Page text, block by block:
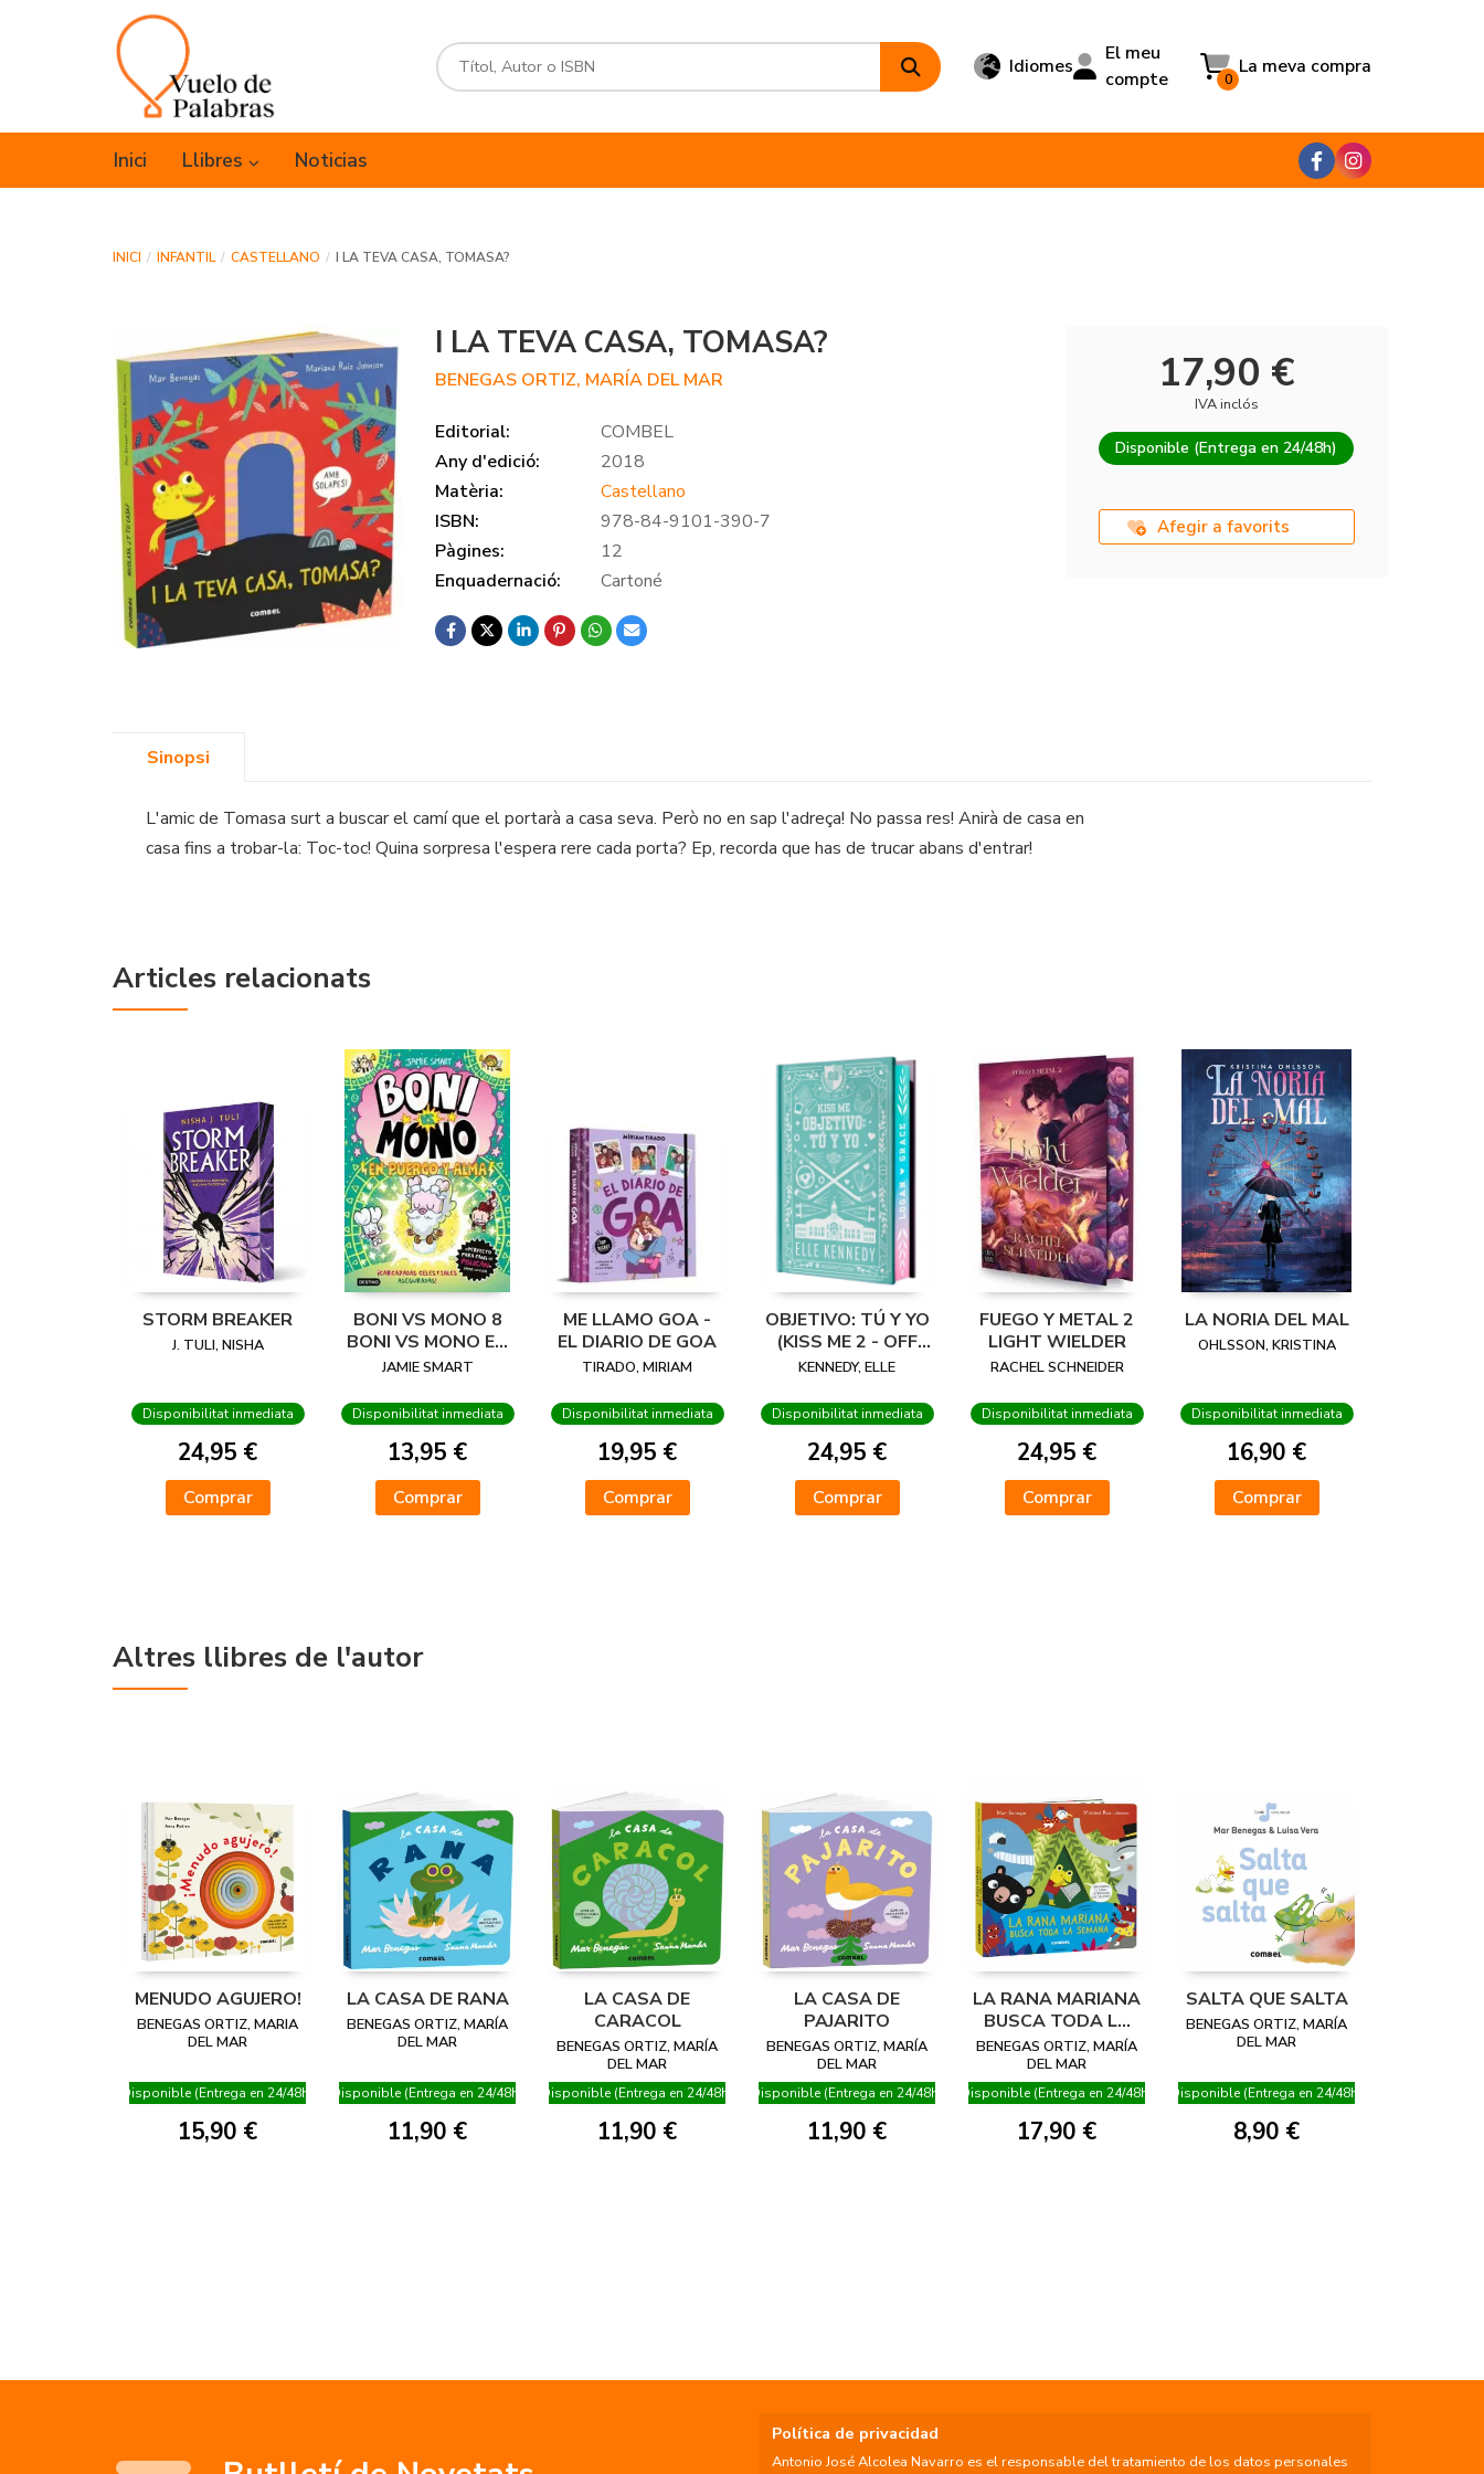
Idiomes
El meu
compte
La meva compra
0
Inici Llibres Noticias
INICI INFANTIL CASTELLANO I LA TEVA CASA, TOMASA?
I LA TEVA CASA, TOMASA?
BENEGAS ORTIZ, MARÍA DEL MAR
Editorial:
COMBEL
Any d'edició:
2018
Matèria:
Castellano
ISBN:
978-84-9101-390-7
Pàgines:
12
Enquadernació:
Cartoné
17,90 €
IVA inclós
Disponible (Entrega en 24/48h)
Afegir a favorits
Sinopsi
L'amic de Tomasa surt a buscar el camí que el portarà a casa seva. Però no en sap l'adreça! No passa res! Anirà de casa en
casa fins a trobar-la: Toc-toc! Quina sorpresa l'espera rere cada porta? Ep, recorda que has de trucar abans d'entrar!
Articles relacionats
STORM BREAKER
J. TULI, NISHA
Disponibilitat inmediata
24,95 €
Comprar
BONI VS MONO 8
BONI VS MONO EN
PUERCO Y ALMA
JAMIE SMART
Disponibilitat inmediata
13,95 €
Comprar
ME LLAMO GOA -
EL DIARIO DE GOA
TIRADO, MIRIAM
Disponibilitat inmediata
19,95 €
Comprar
OBJETIVO: TÚ Y YO
(KISS ME 2 - OFF
CAMPUS 2) -
EN TAPA DURA
CON
KENNEDY, ELLE
Disponibilitat inmediata
24,95 €
Comprar
FUEGO Y METAL 2
LIGHT WIELDER
RACHEL SCHNEIDER
Disponibilitat inmediata
24,95 €
Comprar
LA NORIA DEL MAL
OHLSSON, KRISTINA
Disponibilitat inmediata
16,90 €
Comprar
Altres llibres de l'autor
MENUDO AGUJERO!
BENEGAS ORTIZ, MARIA
DEL MAR
Disponible (Entrega en 24/48h)
15,90 €
LA CASA DE RANA
BENEGAS ORTIZ, MARÍA
DEL MAR
Disponible (Entrega en 24/48h)
11,90 €
LA CASA DE
CARACOL
BENEGAS ORTIZ, MARÍA
DEL MAR
Disponible (Entrega en 24/48h)
11,90 €
LA CASA DE
PAJARITO
BENEGAS ORTIZ, MARÍA
DEL MAR
Disponible (Entrega en 24/48h)
11,90 €
LA RANA MARIANA
BUSCA TODA LA
SEMANA
BENEGAS ORTIZ, MARÍA
DEL MAR
Disponible (Entrega en 24/48h)
17,90 €
SALTA QUE SALTA
BENEGAS ORTIZ, MARÍA
DEL MAR
Disponible (Entrega en 24/48h)
8,90 €
Política de privacidad
Antonio José Alcolea Navarro es el responsable del tratamiento de los datos personales